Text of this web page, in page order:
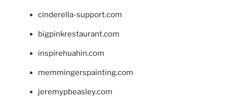
cinderella-support.com
bigpinkrestaurant.com
inspirehuahin.com
memmingerspainting.com
jeremypbeasley.com